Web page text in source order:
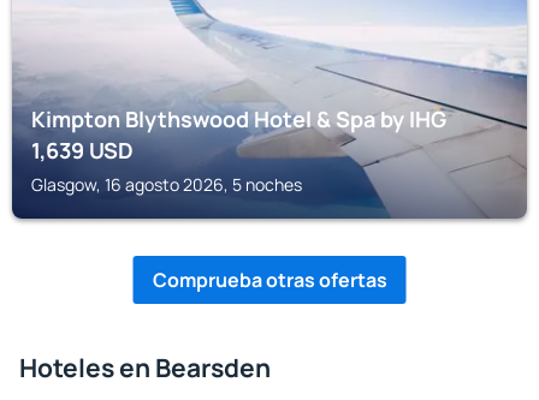
Kimpton Blythswood Hotel & Spa by IHG
1,639USD
Glasgow, 16 agosto 2026, 5 noches
Comprueba otras ofertas
Hoteles en Bearsden